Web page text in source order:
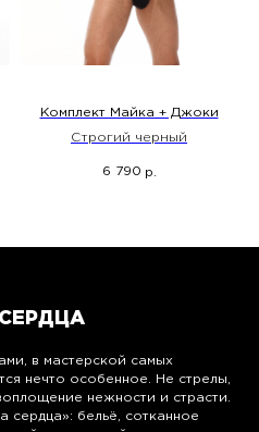
Комплект Майка + Джоки
Строгий черный
6 790 р.
в мастерской самых
нечто особенное. Не стрелы,
нежности и страсти.
сердца»: бельё, сотканное